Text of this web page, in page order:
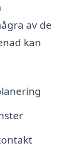
av de
kan